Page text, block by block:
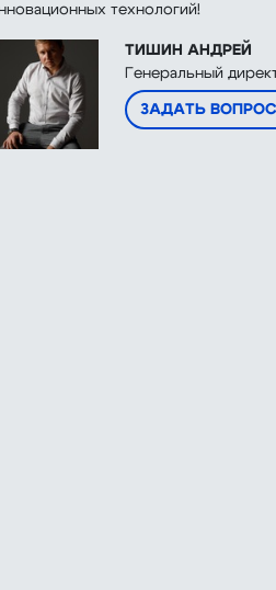
технологий!
ТИШИН АНДРЕЙ
Генеральный
ЗАДАТЬ ВОПРОС